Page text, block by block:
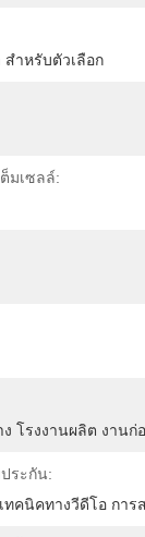
สำหรับตัวเลือก
มเซลล์:
โรงงานผลิต งานก่
ระกัน:
คนิคทางวีดีโอ การ